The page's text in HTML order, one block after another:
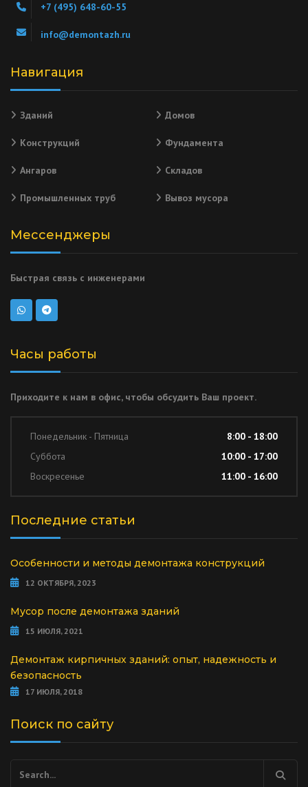
+7 (495) 648-60-55
info@demontazh.ru
Навигация
Зданий Домов
Конструкций Фундамента
Ангаров Складов
Промышленных труб Вывоз мусора
Мессенджеры
Быстрая связь с инженерами
Часы работы
Приходите к нам в офис, чтобы обсудить Ваш проект.
Понедельник - Пятница
8:00 - 18:00
Суббота
10:00 - 17:00
Воскресенье
11:00 - 16:00
Последние статьи
Особенности и методы демонтажа конструкций
12 ОКТЯБРЯ, 2023
Мусор после демонтажа зданий
15 ИЮЛЯ, 2021
Демонтаж кирпичных зданий: опыт, надежность и
безопасность
17 ИЮЛЯ, 2018
Поиск по сайту